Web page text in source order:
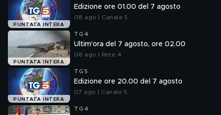
PUNTATA INTERA
Edizione ore 01.00 del 7 agosto
08 ago | Canale 5
PUNTATA INTERA
TG4
Ultim'ora del 7 agosto, ore 02.00
08 ago | Rete 4
PUNTATA INTERA
TG5
Edizione ore 20.00 del 7 agosto
07 ago | Canale 5
TG4